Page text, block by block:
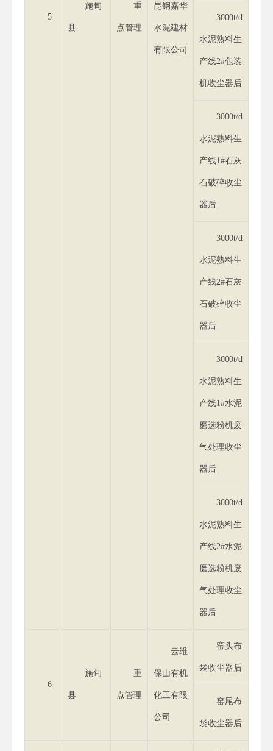
5
施甸
县
重
点管理
昆钢嘉华
水泥建材
有限公司
3000t/d
水泥熟料生
产线2#包装
机收尘器后
3000t/d
水泥熟料生
产线1#石灰
石破碎收尘
器后
3000t/d
水泥熟料生
产线2#石灰
石破碎收尘
器后
3000t/d
水泥熟料生
产线1#水泥
磨选粉机废
气处理收尘
器后
3000t/d
水泥熟料生
产线2#水泥
磨选粉机废
气处理收尘
器后
6
施甸
县
重
点管理
云维
保山有机
化工有限
公司
窑头布
袋收尘器后
窑尾布
袋收尘器后